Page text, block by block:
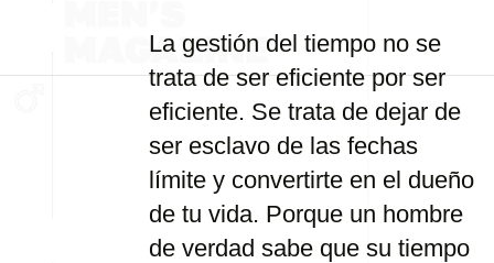
La gestión del tiempo no se
trata de ser eficiente por ser
eficiente. Se trata de dejar de
ser esclavo de las fechas
límite y convertirte en el dueño
de tu vida. Porque un hombre
de verdad sabe que su tiempo